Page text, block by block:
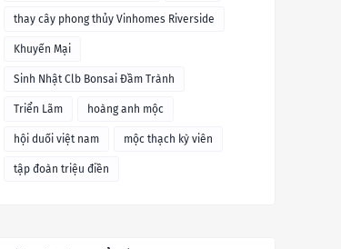
thay cây phong thủy Vinhomes Riverside
Khuyến Mại
Sinh Nhật Clb Bonsai Đầm Trành
Triển Lãm hoàng anh mộc
hội duối việt nam mộc thạch kỳ viên
tập đoàn triệu điền